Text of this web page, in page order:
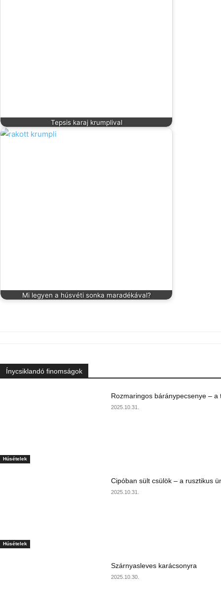
Tepsis karaj krumplival
Mi legyen a húsvéti sonka maradékával?
Ínycsiklandó finomságok
Húsételek
Rozmaringos báránypecsenye – a
2025.10.31.
Húsételek
Cipóban sült csülök – a rusztikus
2025.10.31.
Szárnyasleves karácsonyra
2025.10.30.